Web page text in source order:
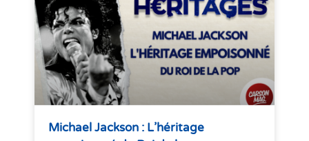
Michael Jackson : L’héritage